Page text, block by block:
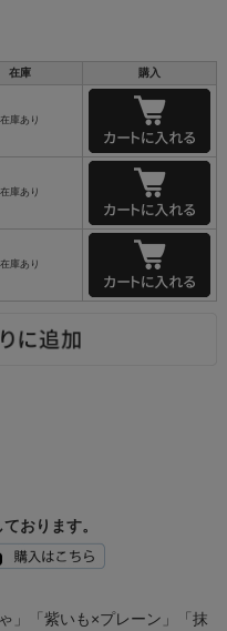
在庫 購入
在庫あり
在庫あり
在庫あり
おります。
」「紫いも×プレーン」「抹